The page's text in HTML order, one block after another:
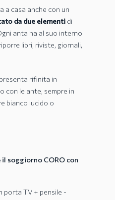
a casa anche con un
da due elementi di
anta ha al suo interno
libri, riviste, giornali,
rifinita in
con le ante, sempre in
bianco lucido o
soggiorno CORO con